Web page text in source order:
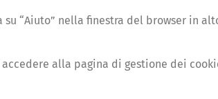
“Aiuto” nella finestra del browser in
alla pagina di gestione dei